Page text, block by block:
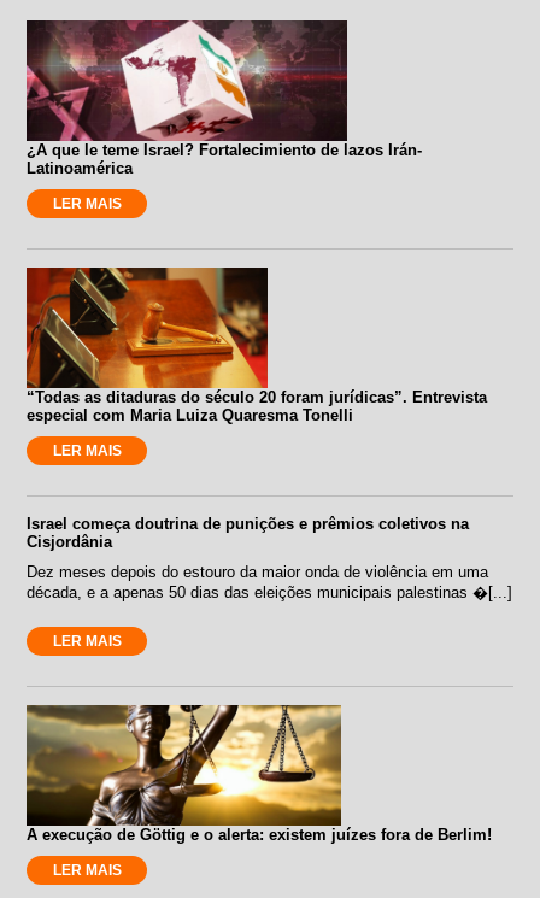
¿A que le teme Israel? Fortalecimiento de lazos Irán-
Latinoamérica
LER MAIS
“Todas as ditaduras do século 20 foram jurídicas”. Entrevista
especial com Maria Luiza Quaresma Tonelli
LER MAIS
Israel começa doutrina de punições e prêmios coletivos na
Cisjordânia
Dez meses depois do estouro da maior onda de violência em uma
década, e a apenas 50 dias das eleições municipais palestinas �[...]
LER MAIS
A execução de Göttig e o alerta: existem juízes fora de Berlim!
LER MAIS